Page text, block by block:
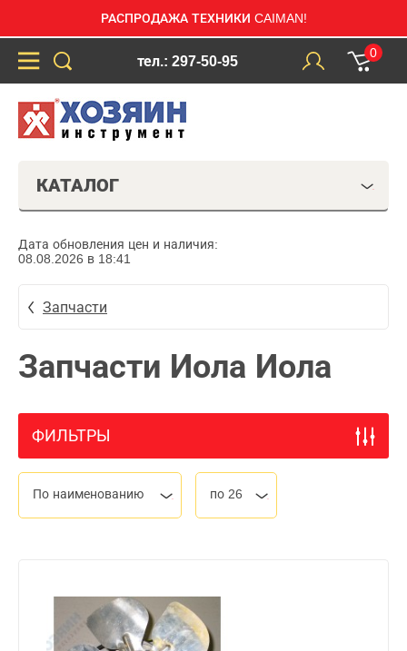
РАСПРОДАЖА ТЕХНИКИ CAIMAN!
тел.: 297-50-95
0
КАТАЛОГ
Дата обновления цен и наличия:
08.08.2026 в 18:41
Запчасти
Запчасти Иола Иола
ФИЛЬТРЫ
По наименованию по 26